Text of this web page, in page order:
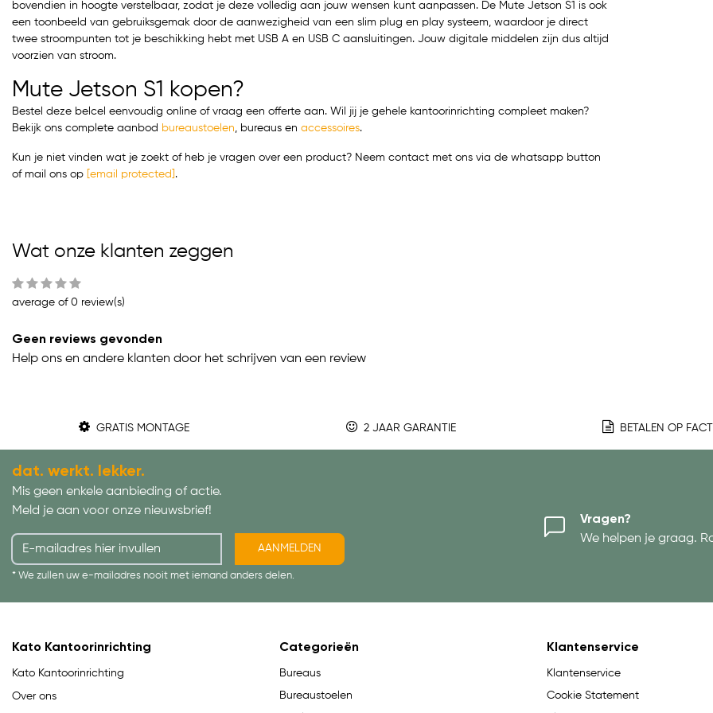
bovendien in hoogte verstelbaar, zodat je deze volledig aan jouw wensen kunt aanpassen. De Mute Jetson S1 is ook
een toonbeeld van gebruiksgemak door de aanwezigheid van een slim plug en play systeem, waardoor je direct
twee stroompunten tot je beschikking hebt met USB A en USB C aansluitingen. Jouw digitale middelen zijn dus altijd
voorzien van stroom.
Mute Jetson S1 kopen?
Bestel deze belcel eenvoudig online of vraag een offerte aan. Wil jij je gehele kantoorinrichting compleet maken?
Bekijk ons complete aanbod bureaustoelen bureaus en accessoires.
Kun je niet vinden wat je zoekt of heb je vragen over een product? Neem contact met ons via de whatsapp button
of mail ons op [email protected] .
Wat onze klanten zeggen
average of 0 review(s)
Geen reviews gevonden
Help ons en andere klanten door het schrijven van een review
GRATIS MONTAGE 2 JAAR GARANTIE BETALEN OP
dat. werkt. lekker.
Mis geen enkele aanbieding of actie.
Meld je aan voor onze nieuwsbrief!
AANMELDEN
* We zullen uw e-mailadres nooit met iemand anders delen.
Vragen?
We helpen je graag.
Kato Kantoorinrichting
Kato Kantoorinrichting
Over ons
Categorieën
Bureaus
Bureaustoelen
Klantenservice
Klantenservice
Cookie Statement